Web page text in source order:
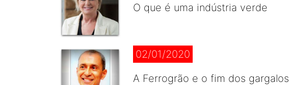
O que é uma indústria verde
02/01/2020
A Ferrogrão e o fim dos gargalos